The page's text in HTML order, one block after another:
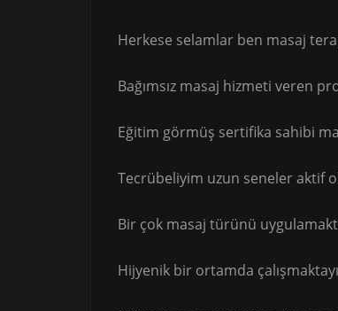
Herkese selamlar ben masaj
Bağımsız masaj hizmeti veren
Eğitim görmüş sertifika sahibi
Tecrübeliyim uzun seneler aktif
Bir çok masaj türünü
Hijyenik bir ortamda